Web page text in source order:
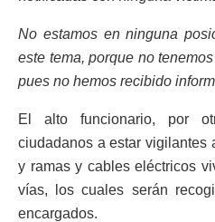
No estamos en ninguna
este tema, porque no
pues no hemos recibido
El alto funcionario, por
ciudadanos a estar vigilantes
y ramas y cables eléctricos
vías, los cuales serán
encargados.